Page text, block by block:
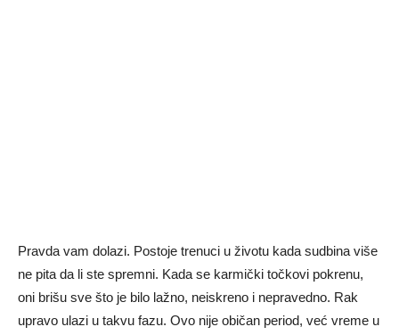
Pravda vam dolazi. Postoje trenuci u životu kada sudbina više
ne pita da li ste spremni. Kada se karmički točkovi pokrenu,
oni brišu sve što je bilo lažno, neiskreno i nepravedno. Rak
upravo ulazi u takvu fazu. Ovo nije običan period, već vreme u